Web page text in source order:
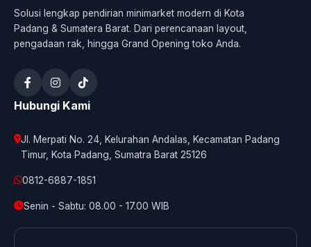
Solusi lengkap pendirian minimarket modern di Kota
Padang & Sumatera Barat. Dari perencanaan layout,
pengadaan rak, hingga Grand Opening toko Anda.
Hubungi Kami
Jl. Merpati No. 24, Kelurahan Andalas, Kecamatan Padang
Timur, Kota Padang, Sumatra Barat 25126
0812-6887-1851
Senin - Sabtu: 08.00 - 17.00 WIB